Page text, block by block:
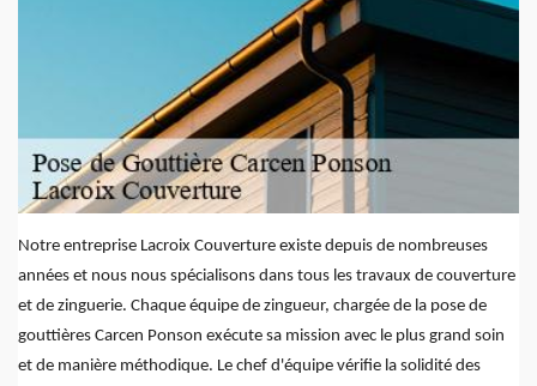
Notre entreprise Lacroix Couverture existe depuis de nombreuses
années et nous nous spécialisons dans tous les travaux de couverture
et de zinguerie. Chaque équipe de zingueur, chargée de la pose de
gouttières Carcen Ponson exécute sa mission avec le plus grand soin
et de manière méthodique. Le chef d'équipe vérifie la solidité des